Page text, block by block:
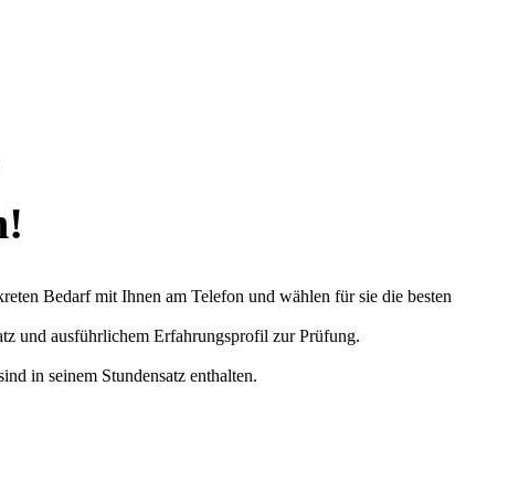
Bedarf mit Ihnen am Telefon und wählen für sie die besten
und ausführlichem Erfahrungsprofil zur Prüfung.
in seinem Stundensatz enthalten.